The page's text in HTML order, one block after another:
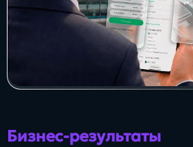
Бизнес-результаты